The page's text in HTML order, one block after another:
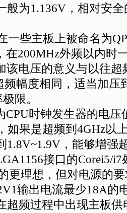
般为1.136V，相对安
主板上被命名为QPI
在200MHz外频以内时
该电压的意义与以往超
频幅度相同，适当加压
限。
时钟发生器的电压
如果是超频到4GHz以
1.8V~1.9V，能够增强
接口的Corei5/
更理想，但对电源的
输出电流最少18A的
过程中出现主板供